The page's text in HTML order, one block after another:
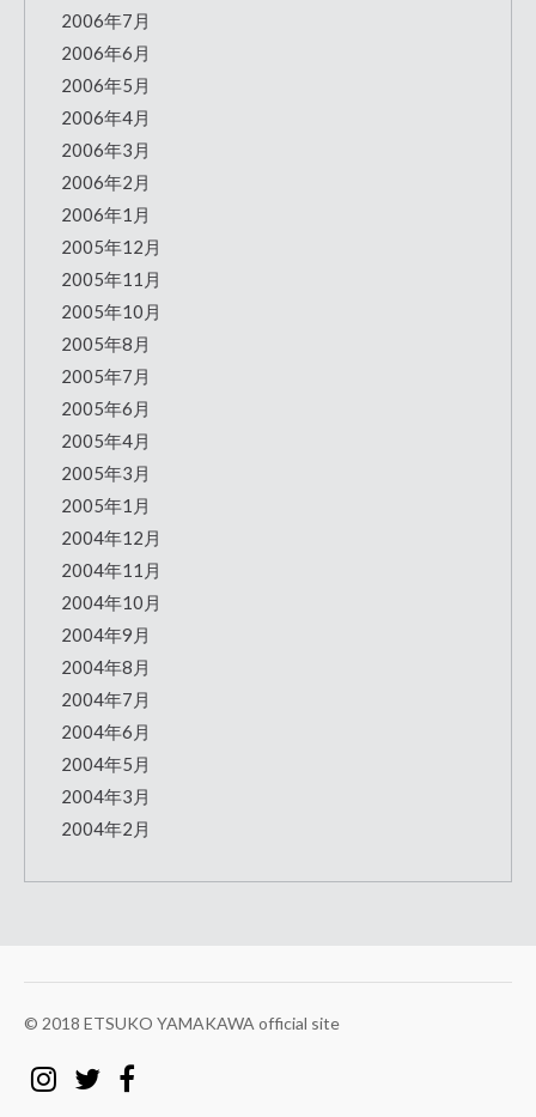
2006年7月
2006年6月
2006年5月
2006年4月
2006年3月
2006年2月
2006年1月
2005年12月
2005年11月
2005年10月
2005年8月
2005年7月
2005年6月
2005年4月
2005年3月
2005年1月
2004年12月
2004年11月
2004年10月
2004年9月
2004年8月
2004年7月
2004年6月
2004年5月
2004年3月
2004年2月
© 2018 ETSUKO YAMAKAWA official site